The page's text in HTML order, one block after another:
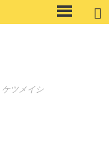
メ
イ
ケツメイシ